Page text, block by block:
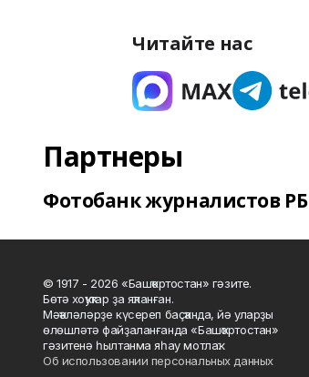
Читайте нас
Партнеры
Фотобанк журналистов РБ
© 1917 - 2026 «Башҡортостан» гәзите.
Бөтә хоҡуҡтар ҙа яҡланған.
Мәҡәләләрҙе күсереп баҫҡанда, йә уларҙы
өлөшләтә файҙаланғанда «Башҡортостан»
гәзитенә һылтанма яһау мотлаҡ.
Об использовании персональных данных